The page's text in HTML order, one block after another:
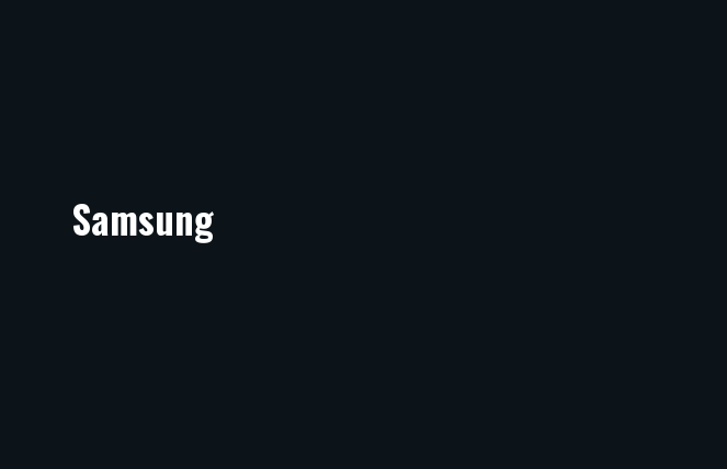
Samsung